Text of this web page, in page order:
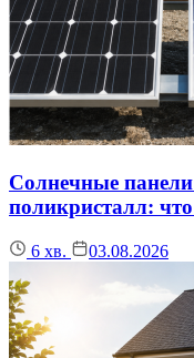
Солнечные
поликристалл:
6 хв. 03.08.2026